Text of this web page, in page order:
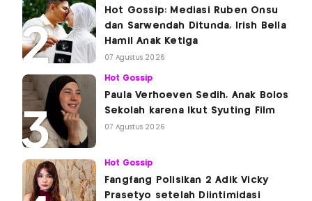
Hot Gossip: Mediasi Ruben Onsu
dan Sarwendah Ditunda, Irish Bella
Hamil Anak Ketiga
07 Agustus 2026
Hot Gossip
Paula Verhoeven Sedih, Anak Bolos
Sekolah karena Ikut Syuting Film
07 Agustus 2026
Hot Gossip
Fangfang Polisikan 2 Adik Vicky
Prasetyo setelah Diintimidasi